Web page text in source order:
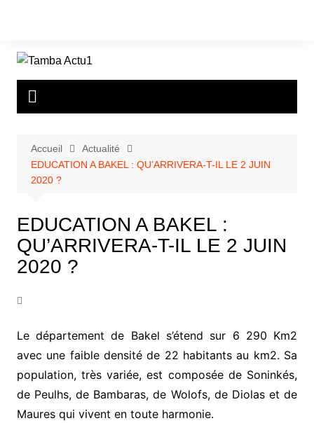
Accueil
Actualité
EDUCATION A BAKEL : QU’ARRIVERA-T-IL LE 2 JUIN
2020 ?
EDUCATION A BAKEL :
QU’ARRIVERA-T-IL LE 2 JUIN
2020 ?
Le département de Bakel s’étend sur 6 290 Km2
avec une faible densité de 22 habitants au km2. Sa
population, très variée, est composée de Soninkés,
de Peulhs, de Bambaras, de Wolofs, de Diolas et de
Maures qui vivent en toute harmonie.